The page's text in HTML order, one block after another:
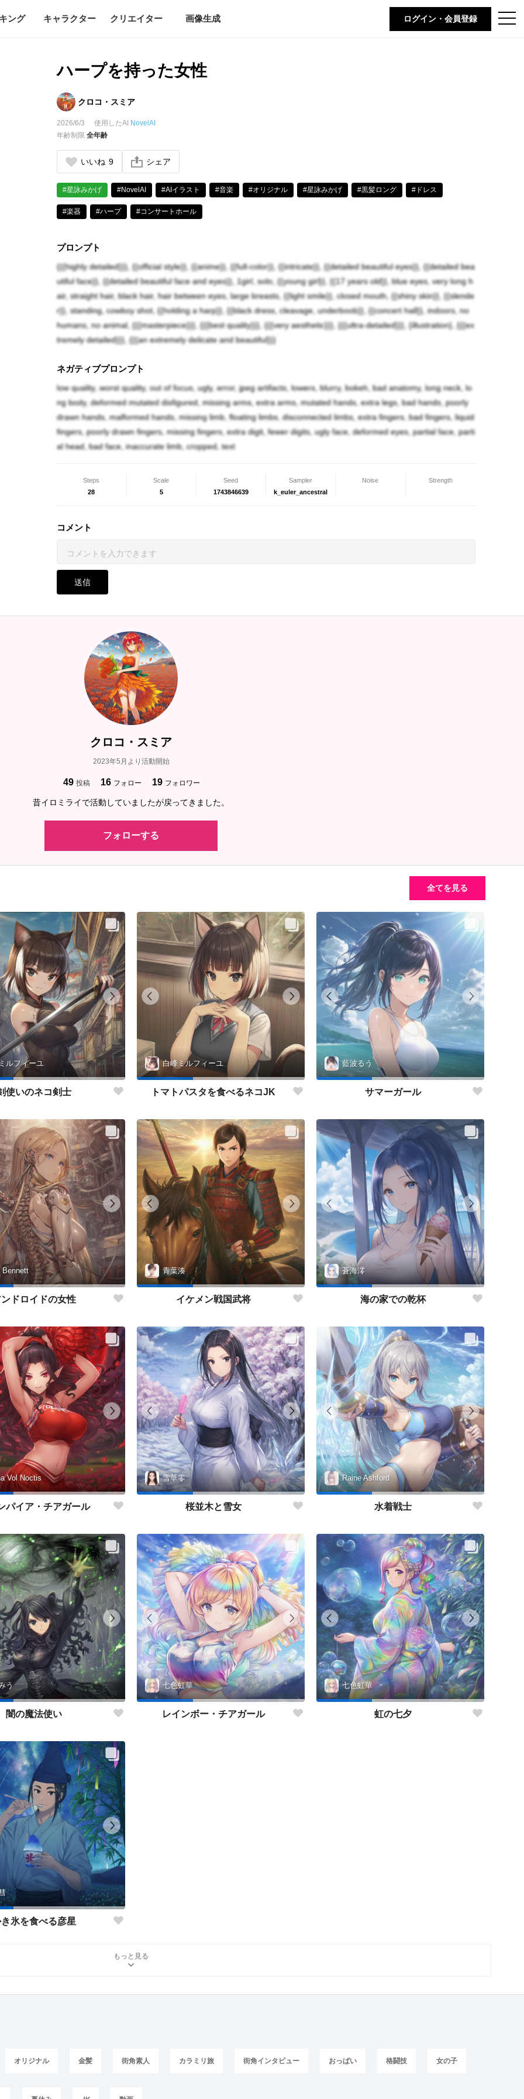
t
o
ング キャラクター クリエイター 画像生成 ログイン・会員登録
ハープを持った女性
クロコ・スミア
2026/6/3 使用したAI NovelAI
年齢制限全年齢
いいね 9 シェア
#星詠みかげ #NovelAI #AIイラスト #音楽 #オリジナル #星詠みかげ #黒髪ロング #ドレス
#楽器 #ハープ #コンサートホール
プロンプト
{{{highly detailed}}}, {{official style}}, {{anime}}, {{full-color}}, {{intricate}}, {{detailed beautiful eyes}}, {{detailed bea
utiful face}}, {{detailed beautiful face and eyes}}, 1girl, solo, {{young girl}}, {{17 years old}}, blue eyes, very long h
air, straight hair, black hair, hair between eyes, large breasts, {{light smile}}, closed mouth, {{shiny skin}}, {{slende
r}}, standing, cowboy shot, {{holding a harp}}, {{black dress, cleavage, underboob}}, {{concert hall}}, indoors, no
humans, no animal, {{{masterpiece}}}, {{{best quality}}}, {{{very aesthetic}}}, {{{ultra-detailed}}}, {illustration}, {{{ex
tremely detailed}}}, {{{an extremely delicate and beautiful}}}
ネガティブプロンプト
low quality, worst quality, out of focus, ugly, error, jpeg artifacts, lowers, blurry, bokeh, bad anatomy, long neck, lo
ng body, deformed mutated disfigured, missing arms, extra arms, mutated hands, extra legs, bad hands, poorly
drawn hands, malformed hands, missing limb, floating limbs, disconnected limbs, extra fingers, bad fingers, liquid
fingers, poorly drawn fingers, missing fingers, extra digit, fewer digits, ugly face, deformed eyes, partial face, parti
al head, bad face, inaccurate limb, cropped, text
Steps
28
Scale
5
Seed
1743846639
Sampler
k_euler_ancestral
Noise Strength
コメント
送信
クロコ・スミア
2023年5月より活動開始
49 投稿 16 フォロー 19 フォロワー
昔イロミライで活動していましたが戻ってきました。
フォローする
全てを見る
ルフィーユ
使いのネコ剣士
白峰ミルフィーユ
トマトパスタを食べるネコJK
藍波るう
サマーガール
Bennett
ドロイドの女性
青葉湊
イケメン戦国武将
蒼海澪
海の家での乾杯
Vol Noctis
パイア・チアガール
雪華零
桜並木と雪女
Raine Ashford
水着戦士
う
闇の魔法使い
七色虹華
レインボー・チアガール
七色虹華
虹の七夕
氷を食べる彦星
もっと見る
オリジナル 金髪 街角素人 カラミリ旅 街角インタビュー おっぱい 格闘技 女の子